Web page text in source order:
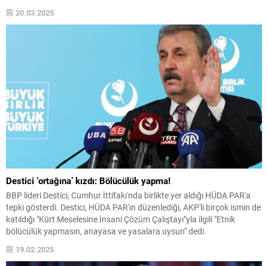
20.03.2025
Destici ‘ortağına’ kızdı: Bölücülük yapma!
BBP lideri Destici, Cumhur İttifakı'nda birlikte yer aldığı HÜDA PAR'a
tepki gösterdi. Destici, HÜDA PAR'ın düzenlediği, AKP'li birçok ismin de
katıldığı "Kürt Meselesine İnsani Çözüm Çalıştayı"yla ilgili "Etnik
bölücülük yapmasın, anayasa ve yasalara uysun" dedi.
19.02.2025